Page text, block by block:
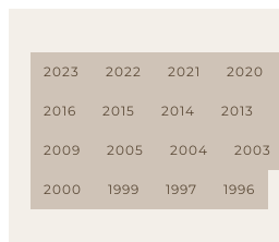
2023 2022 2021 2020
2016 2015 2014 2013
2009 2005 2004 2003
2000 1999 1997 1996